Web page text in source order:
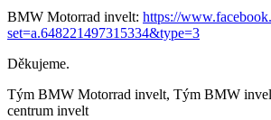
BMW Motorrad invelt: https://
set=a.648221497315334&type=3
Děkujeme.
Tým BMW Motorrad invelt, Tým BMW
centrum invelt